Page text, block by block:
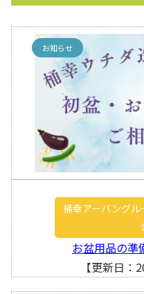
お知らせ
桶幸アーバング
お盆用品の準
【更新日：